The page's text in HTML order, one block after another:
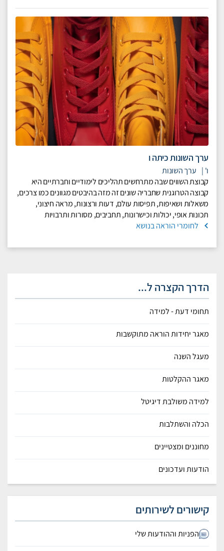
ערך השונות כיתה ו
ו' | ערך השונות
קבוצת השווים שבה מתרחשים תהליכים לימודיים וחברתיים היא
קבוצה הטרוגנית שחבריה שונים זה מזה בהיבטים מגוונים כמו צרכים,
משאלות ושאיפות, תפיסות עולם, דעות ורצונות, מראה חיצוני,
תכונות אופי, יכולות וכישרונות, תחביבים, מסורות ותרבויות
לחומרי הוראה בנושא
הדרך הקצרה ל...
תחומי דעת - למידה
מאגר יחידות הוראה מתוקשבות
מעגל השנה
מאגר ההקלטות
למידה משולבת דיגיטל
הכלה והשתלבות
מחוננים ומצטיינים
הודעות ועדכונים
קישורים לשירותים
הפניות וההודעות שלי